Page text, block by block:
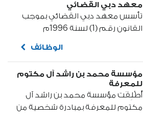
الملاحة الجوية وتطويرها علي مر
السنوات الماضية.
معهد دبي القضائي
تأسس معهد دبي القضائي بموجب
القانون رقم (1) لسنة 1996م
الاعتبارية والأهلية القانونية؛ منطلِقاً
مركزاً إقليمياً...
الوظائف
مؤسسة محمد بن راشد آل مكتوم
للمعرفة
أُطْلِقَت مؤسسة محمد بن راشد آل
مكتوم للمعرفة بمبادرة شخصية من